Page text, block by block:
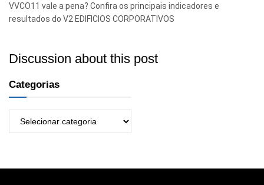
VVCO11 vale a pena? Confira os principais indicadores e
resultados do V2 EDIFICIOS CORPORATIVOS
Discussion about this post
Categorias